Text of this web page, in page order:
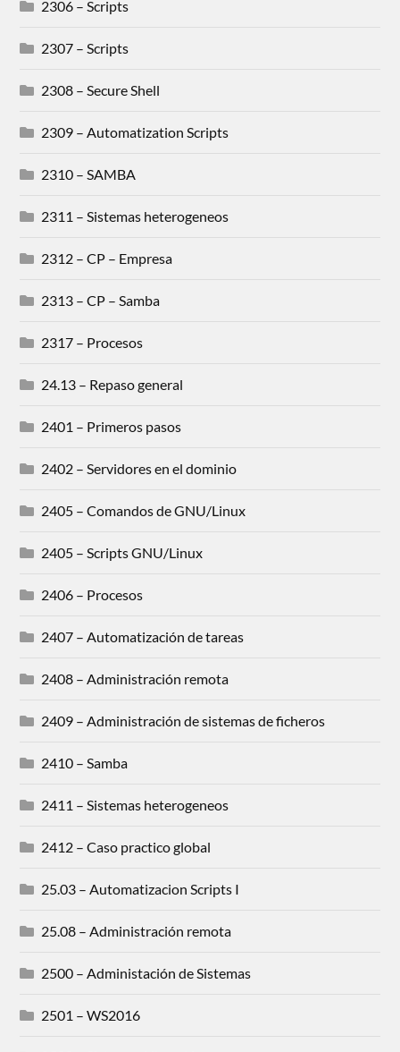
2306 – Scripts
2307 – Scripts
2308 – Secure Shell
2309 – Automatization Scripts
2310 – SAMBA
2311 – Sistemas heterogeneos
2312 – CP – Empresa
2313 – CP – Samba
2317 – Procesos
24.13 – Repaso general
2401 – Primeros pasos
2402 – Servidores en el dominio
2405 – Comandos de GNU/Linux
2405 – Scripts GNU/Linux
2406 – Procesos
2407 – Automatización de tareas
2408 – Administración remota
2409 – Administración de sistemas de ficheros
2410 – Samba
2411 – Sistemas heterogeneos
2412 – Caso practico global
25.03 – Automatizacion Scripts I
25.08 – Administración remota
2500 – Administación de Sistemas
2501 – WS2016